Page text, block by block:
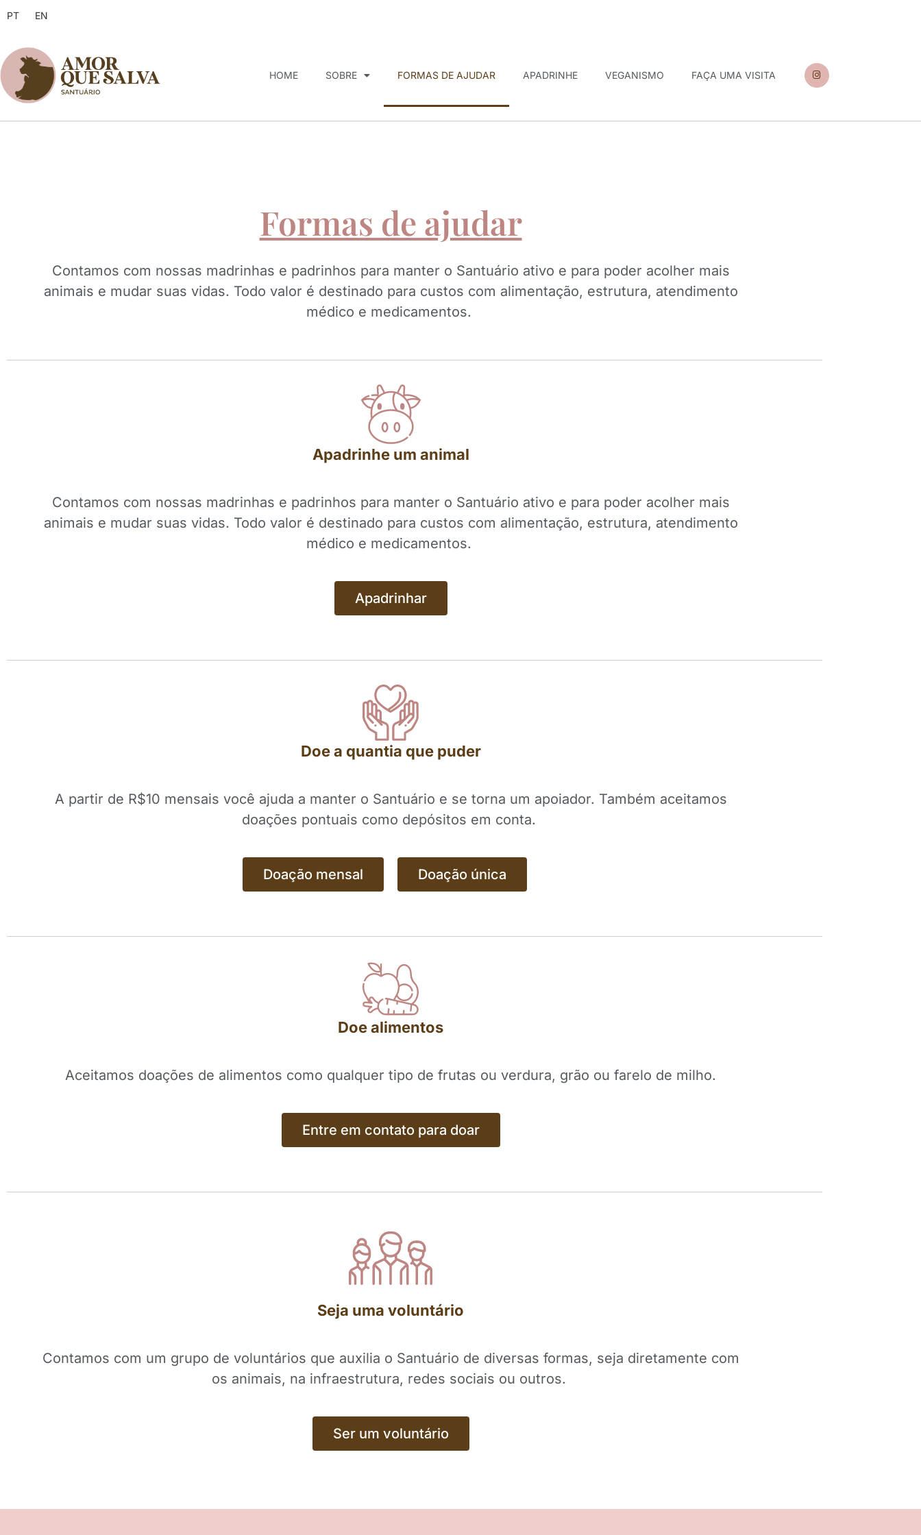
PT EN
HOME SOBRE FORMAS DE AJUDAR APADRINHE VEGANISMO FAÇA UMA VISITA
Formas de ajudar
Contamos com nossas madrinhas e padrinhos para manter o Santuário ativo e para poder acolher mais
animais e mudar suas vidas. Todo valor é destinado para custos com alimentação, estrutura, atendimento
médico e medicamentos.
Apadrinhe um animal
Contamos com nossas madrinhas e padrinhos para manter o Santuário ativo e para poder acolher mais
animais e mudar suas vidas. Todo valor é destinado para custos com alimentação, estrutura, atendimento
médico e medicamentos.
Apadrinhar
Doe a quantia que puder
A partir de R$10 mensais você ajuda a manter o Santuário e se torna um apoiador. Também aceitamos
doações pontuais como depósitos em conta.
Doação mensal Doação única
Doe alimentos
Aceitamos doações de alimentos como qualquer tipo de frutas ou verdura, grão ou farelo de milho.
Entre em contato para doar
Seja uma voluntário
Contamos com um grupo de voluntários que auxilia o Santuário de diversas formas, seja diretamente com
os animais, na infraestrutura, redes sociais ou outros.
Ser um voluntário